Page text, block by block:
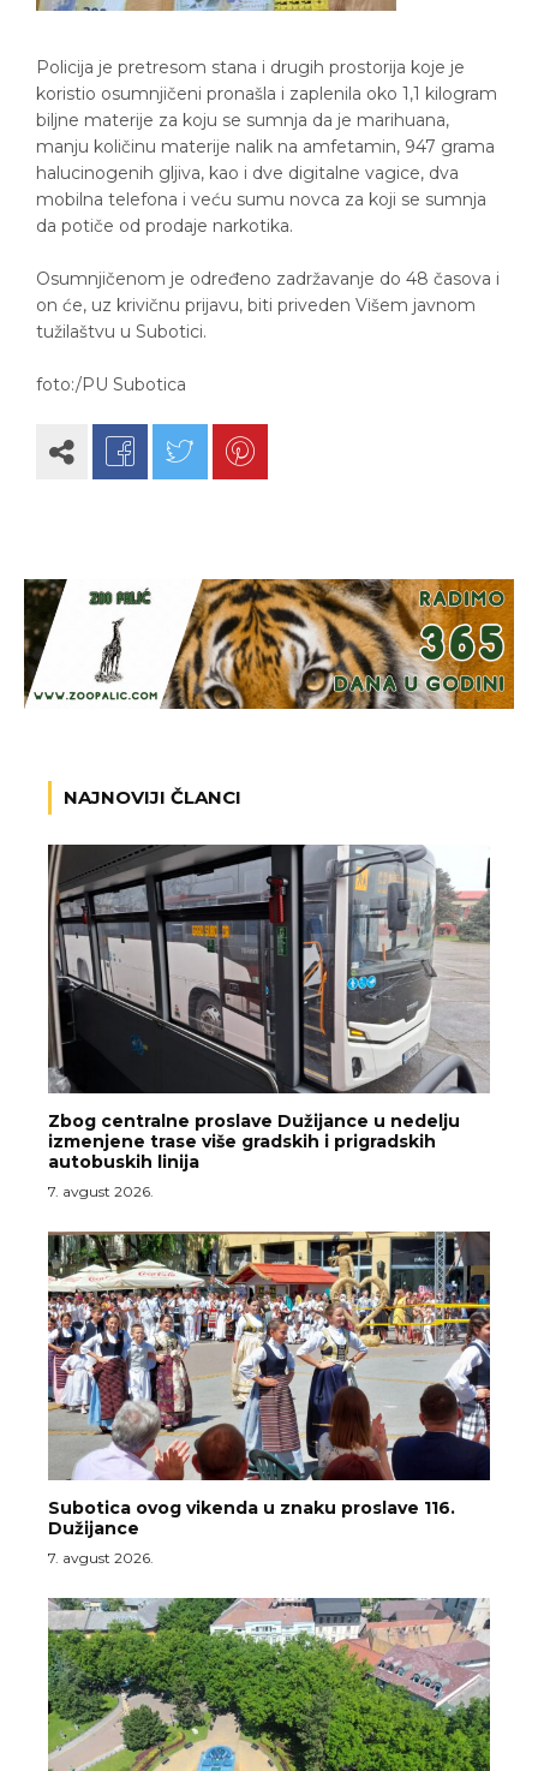
Policija je pretresom stana i drugih prostorija koje je
koristio osumnjičeni pronašla i zaplenila oko 1,1 kilogram
biljne materije za koju se sumnja da je marihuana,
manju količinu materije nalik na amfetamin, 947 grama
halucinogenih gljiva, kao i dve digitalne vagice, dva
mobilna telefona i veću sumu novca za koji se sumnja
da potiče od prodaje narkotika.
Osumnjičenom je određeno zadržavanje do 48 časova i
on će, uz krivičnu prijavu, biti priveden Višem javnom
tužilaštvu u Subotici.
foto:/PU Subotica
NAJNOVIJI ČLANCI
Zbog centralne proslave Dužijance u nedelju
izmenjene trase više gradskih i prigradskih
autobuskih linija
7. avgust 2026.
Subotica ovog vikenda u znaku proslave 116.
Dužijance
7. avgust 2026.